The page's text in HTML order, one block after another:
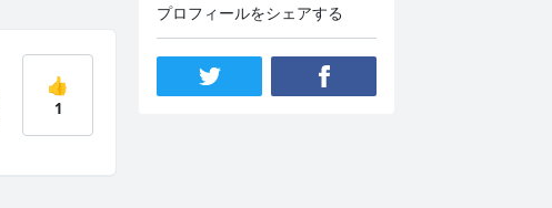
👍
1
プロフィールをシェアする